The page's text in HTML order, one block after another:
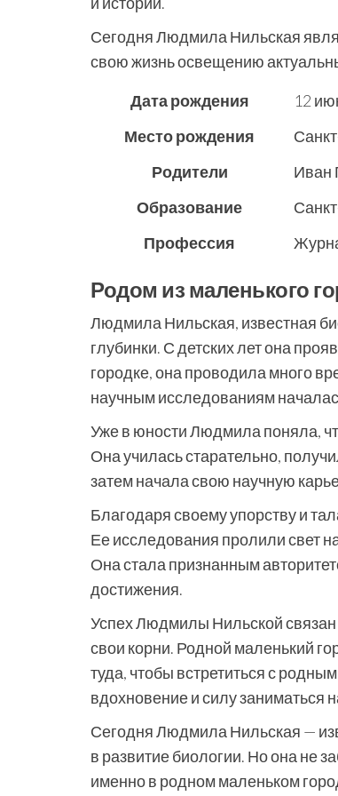
Сегодня Людмила Нильская
свою жизнь освещению
Дата рождения
12
Место рождения
Родители
Иван
Образование
Профессия
Родом из маленького
Людмила Нильская, известная
глубинки. С детских лет она
городке, она проводила много
научным исследованиям
Уже в юности Людмила поняла,
Она училась старательно,
затем начала свою научную
Благодаря своему упорству и
Ее исследования пролили свет
Она стала признанным
достижения.
Успех Людмилы Нильской связан
свои корни. Родной маленький
туда, чтобы встретиться с
вдохновение и силу заниматься
Сегодня Людмила Нильская —
в развитие биологии. Но она не
именно в родном маленьком